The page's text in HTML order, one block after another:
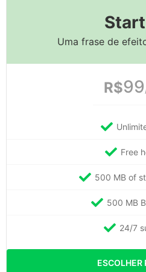
Uma frase de
R$99
Free
500 MB of
500 MB
24/7
ESCOLHER